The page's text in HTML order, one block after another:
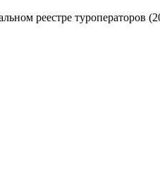
реестре туроператоров